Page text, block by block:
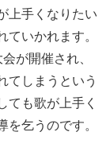
上手くなりたい
いかれます。
が開催され、
てしまうという
ても歌が上手く
乞うのです。